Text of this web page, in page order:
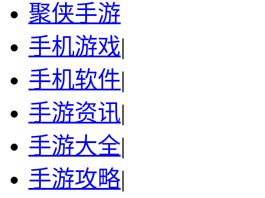
聚侠手游
手机游戏|
手机软件|
手游资讯|
手游大全|
手游攻略|